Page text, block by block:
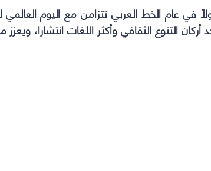
في عام الخط العربي تتزامن مع اليوم العالمي
العالم بأحد أركان التنوع الثقافي وأكثر اللغات انتشارا، ويعزز